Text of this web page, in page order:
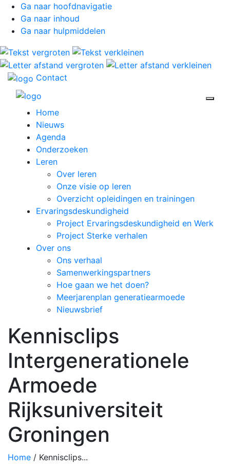
Ga naar hoofdnavigatie
Ga naar inhoud
Ga naar hulpmiddelen
Contact
Home
Nieuws
Agenda
Onderzoeken
Leren
Over leren
Onze visie op leren
Overzicht opleidingen en trainingen
Ervaringsdeskundigheid
Project Ervaringsdeskundigheid en Werk
Project Sterke verhalen
Over ons
Ons verhaal
Samenwerkingspartners
Hoe gaan we het doen?
Meerjarenplan generatiearmoede
Nieuwsbrief
Kennisclips
Intergenerationele
Armoede
Rijksuniversiteit
Groningen
Home / Kennisclips...